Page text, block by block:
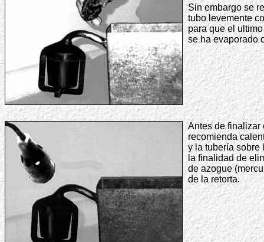
Sin embargo se
tubo levemente
para que el
se ha evaporado
Antes de finalizar
recomienda
y la tubería sobre
la finalidad de
de azogue
de la retorta.